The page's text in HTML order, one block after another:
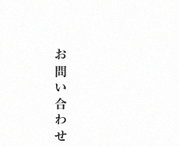
お問い合わせ